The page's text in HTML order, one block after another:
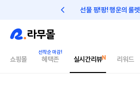
선물 팡!팡! 행운의 룰렛
쇼핑몰 혜택존 실시간리뷰 리워드